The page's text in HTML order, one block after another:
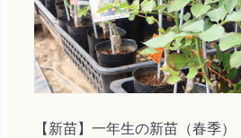
【新苗】一年生の新苗（春季）